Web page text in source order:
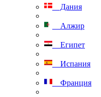
Дания
Алжир
Египет
Испания
Франция